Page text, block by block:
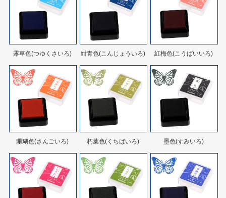
露草色(つゆくさいろ) 紺青色(こんじょういろ) 紅梅色(こうばいいろ)
珊瑚色(さんごいろ) 朽葉色(くちばいろ) 墨色(すみいろ)